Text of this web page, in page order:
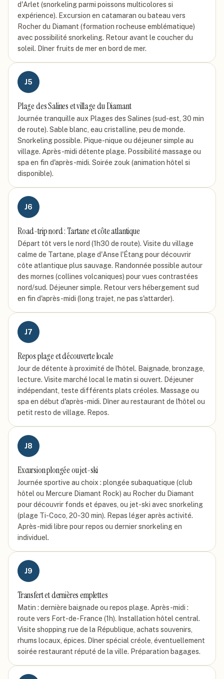
d'Arlet (snorkeling parmi poissons multicolores si
expérience). Excursion en catamaran ou bateau vers
Rocher du Diamant (formation rocheuse emblématique)
avec possibilité snorkeling. Retour avant le coucher du
soleil. Dîner fruits de mer en bord de mer.
J5
Plage des Salines et village du Diamant
Journée tranquille aux Plages des Salines (sud-est, 30 min
de route). Sable blanc, eau cristalline, peu de monde.
Snorkeling possible. Pique-nique ou déjeuner simple au
village. Après-midi détente plage. Possibilité massage ou
spa en fin d'après-midi. Soirée zouk (animation hôtel si
disponible).
J6
Road-trip nord : Tartane et côte atlantique
Départ tôt vers le nord (1h30 de route). Visite du village
calme de Tartane, plage d'Anse l'Étang pour découvrir
côte atlantique plus sauvage. Randonnée possible autour
des mornes (collines volcaniques) pour vues contrastées
nord/sud. Déjeuner simple. Retour vers hébergement sud
en fin d'après-midi (long trajet, ne pas s'attarder).
J7
Repos plage et découverte locale
Jour de détente à proximité de l'hôtel. Baignade, bronzage,
lecture. Visite marché local le matin si ouvert. Déjeuner
indépendant, teste différents plats créoles. Massage ou
spa en début d'après-midi. Dîner au restaurant de l'hôtel ou
petit resto de village. Repos.
J8
Excursion plongée ou jet-ski
Journée sportive au choix : plongée subaquatique (club
hôtel ou Mercure Diamant Rock) au Rocher du Diamant
pour découvrir fonds et épaves, ou jet-ski avec snorkeling
(plage Ti-Coco, 20-30 min). Repas léger après activité.
Après-midi libre pour repos ou dernier snorkeling en
individuel.
J9
Transfert et dernières emplettes
Matin : dernière baignade ou repos plage. Après-midi :
route vers Fort-de-France (1h). Installation hôtel central.
Visite shopping rue de la République, achats souvenirs,
rhums locaux, épices. Dîner spécial créole, éventuellement
soirée restaurant réputé de la ville. Préparation bagages.